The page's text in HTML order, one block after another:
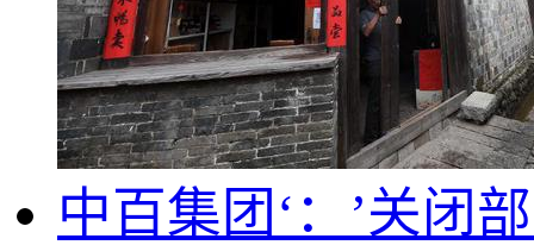
中百集团‘：’关闭